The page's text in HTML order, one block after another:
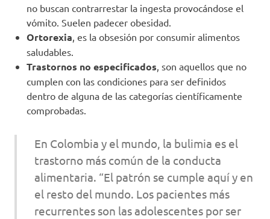
no buscan contrarrestar la ingesta provocándose el
vómito. Suelen padecer obesidad.
Ortorexia, es la obsesión por consumir alimentos
saludables.
Trastornos no especificados, son aquellos que no
cumplen con las condiciones para ser definidos
dentro de alguna de las categorías científicamente
comprobadas.
En Colombia y el mundo, la bulimia es el
trastorno más común de la conducta
alimentaria. “El patrón se cumple aquí y en
el resto del mundo. Los pacientes más
recurrentes son las adolescentes por ser